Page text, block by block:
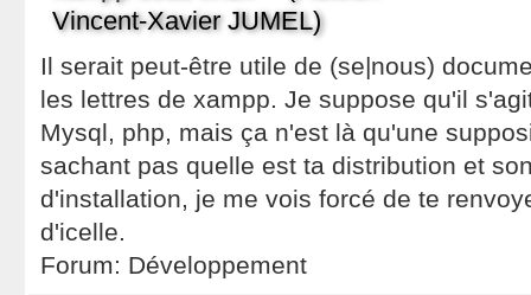
Vincent-Xavier JUMEL)
Il serait peut-être utile de (se|nous)
les lettres de xampp. Je suppose qu'il
Mysql, php, mais ça n'est là qu'une
sachant pas quelle est ta distribution et
d'installation, je me vois forcé de te
d'icelle.
Forum: Développement